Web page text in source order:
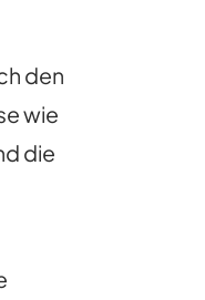
den
wie
die